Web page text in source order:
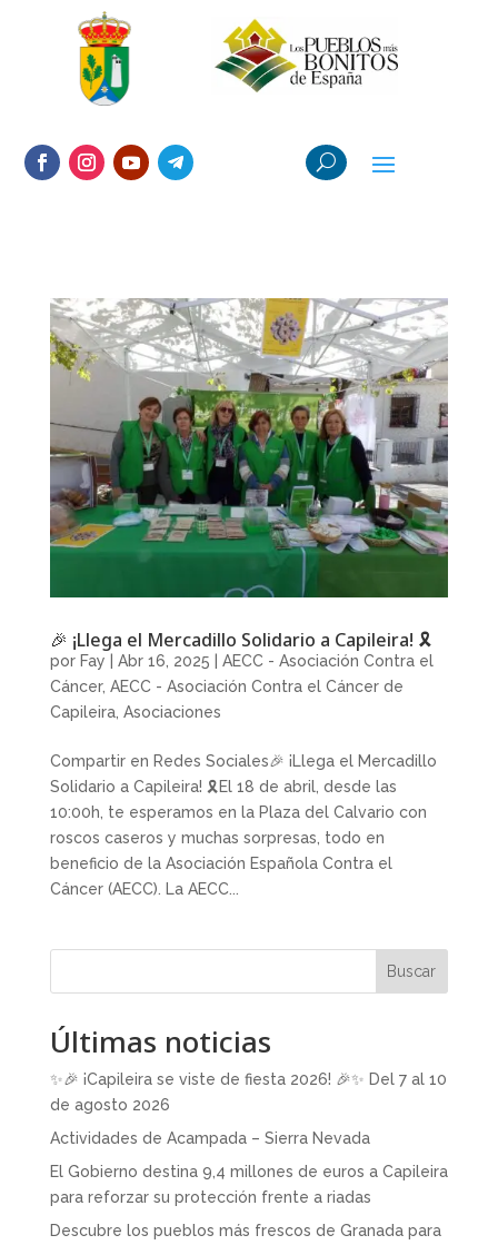
🎉 ¡Llega el Mercadillo Solidario a Capileira! 🎗
por Fay Abr 16, 2025
AECC - Asociación Contra el
Cáncer, AECC - Asociación Contra el Cáncer de
Capileira, Asociaciones
Compartir en Redes Sociales🎉 ¡Llega el Mercadillo
Solidario a Capileira! 🎗El 18 de abril, desde las
10:00h, te esperamos en la Plaza del Calvario con
roscos caseros y muchas sorpresas, todo en
beneficio de la Asociación Española Contra el
Cáncer (AECC). La AECC...
Buscar
Últimas noticias
✨🎉 ¡Capileira se viste de fiesta 2026! 🎉✨ Del 7 al 10
de agosto 2026
Actividades de Acampada – Sierra Nevada
El Gobierno destina 9,4 millones de euros a Capileira
para reforzar su protección frente a riadas
Descubre los pueblos más frescos de Granada para